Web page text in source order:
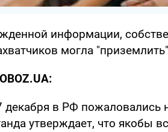
информации,
могла
декабря в РФ пожаловались
утверждает, что якобы